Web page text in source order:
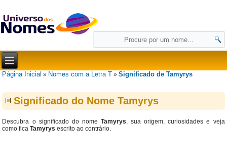
Página Inicial » Nomes com a Letra T »Significado de Tamyrys
Significado do Nome Tamyrys
Descubra o significado do nome Tamyrys, sua origem, curiosidades e veja
como ficaTamyrys escrito ao contrário.